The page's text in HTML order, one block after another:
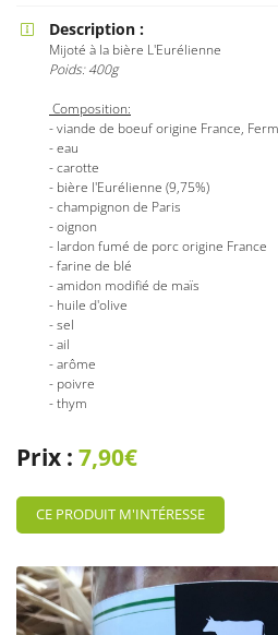
Recopier le code ci-contre
En cochant cette case, vous consentez à
l'adresse email indiqué ci-dessus. Vous pouvez
utilisantle formulaire de désinscription
 Description :
Mijoté à la bière L'Eurélienne
Poids: 400g
Composition:
- viande de boeuf origine France,
- eau
- carotte
- bière l'Eurélienne (9,75%)
- champignon de Paris
- oignon
- lardon fumé de porc origine France
- farine de blé
- amidon modifié de maïs
- huile d'olive
- sel
- ail
- arôme
- poivre
- thym
Prix : 7,90€
CE PRODUIT M'INTÉRESSE